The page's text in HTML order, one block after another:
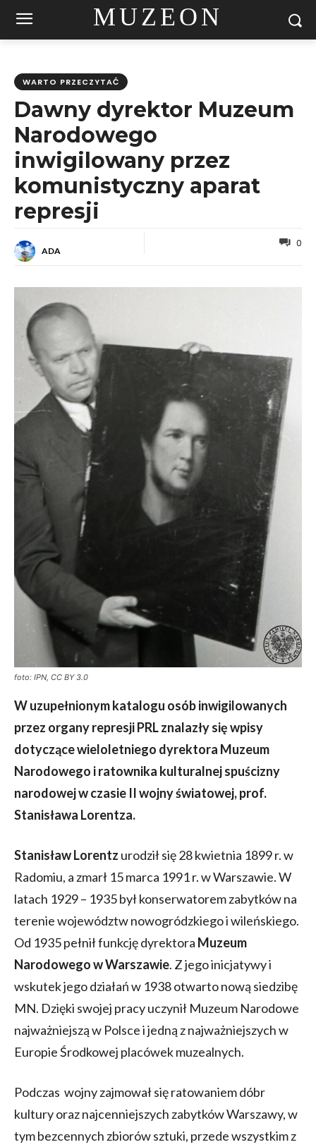
MUZEON
WARTO PRZECZYTAĆ
Dawny dyrektor Muzeum
Narodowego
inwigilowany przez
komunistyczny aparat
represji
ADA
0
foto: IPN, CC BY 3.0
W uzupełnionym katalogu osób inwigilowanych
przez organy represji PRL znalazły się wpisy
dotyczące wieloletniego dyrektora Muzeum
Narodowego i ratownika kulturalnej spuścizny
narodowej w czasie II wojny światowej, prof.
Stanisława Lorentza.
Stanisław Lorentz urodził się 28 kwietnia 1899 r. w
Radomiu, a zmarł 15 marca 1991 r. w Warszawie. W
latach 1929 – 1935 był konserwatorem zabytków na
terenie województw nowogródzkiego i wileńskiego.
Od 1935 pełnił funkcję dyrektora Muzeum
Narodowego w Warszawie. Z jego inicjatywy i
wskutek jego działań w 1938 otwarto nową siedzibę
MN. Dzięki swojej pracy uczynił Muzeum Narodowe
najważniejszą w Polsce i jedną z najważniejszych w
Europie Środkowej placówek muzealnych.
Podczas wojny zajmował się ratowaniem dóbr
kultury oraz najcenniejszych zabytków Warszawy, w
tym bezcennych zbiorów sztuki, przede wszystkim z